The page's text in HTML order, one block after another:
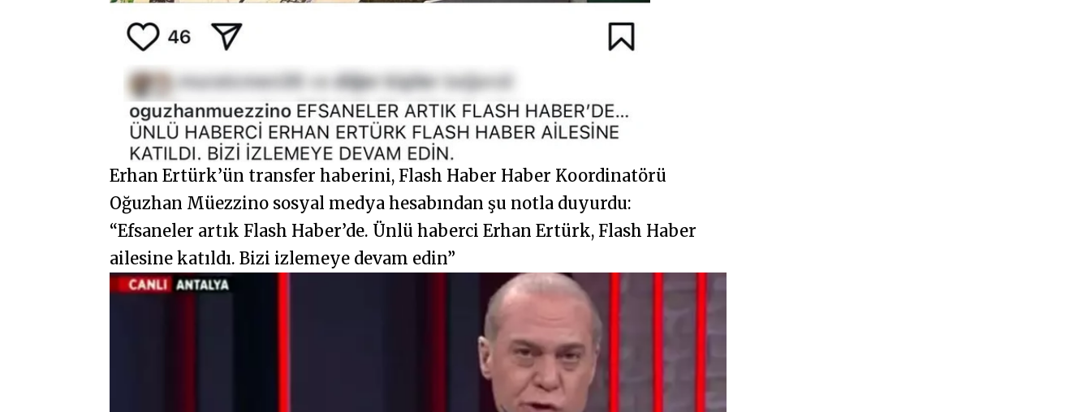
Erhan Ertürk’ün transfer haberini, Flash Haber Haber Koordinatörü
Oğuzhan Müezzino sosyal medya hesabından şu notla duyurdu:
“Efsaneler artık Flash Haber’de. Ünlü haberci Erhan Ertürk, Flash Haber
ailesine katıldı. Bizi izlemeye devam edin”